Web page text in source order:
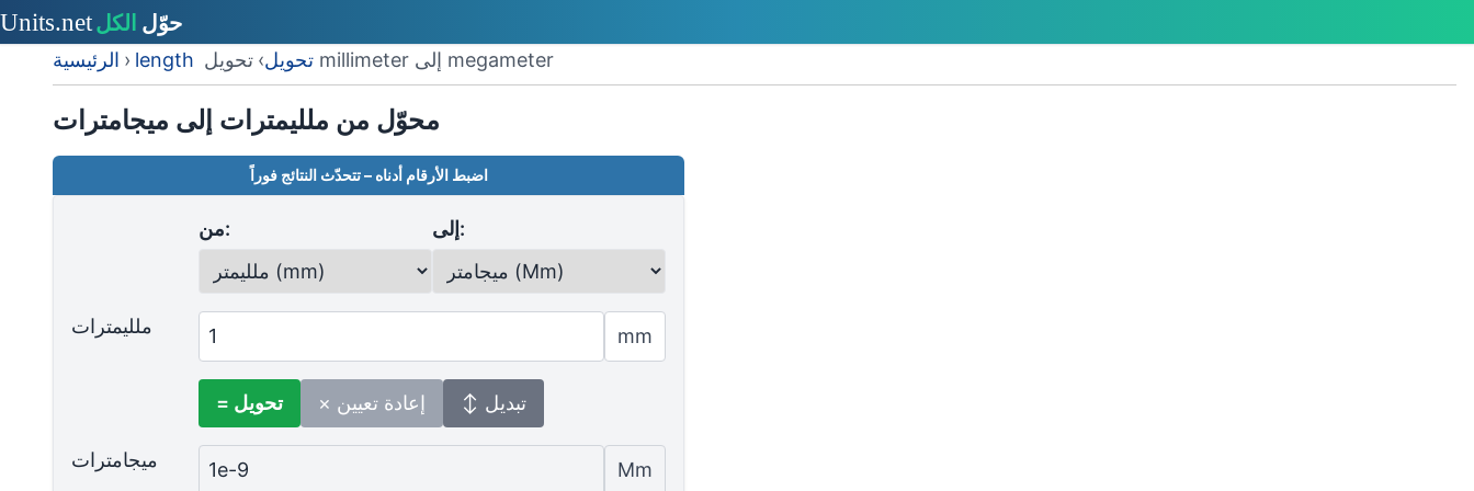
الرئيسية › length تحويل› تحويل millimeter إلى megameter
محوّل من ملليمترات إلى ميجامترات
اضبط الأرقام أدناه – تتحدّث النتائج فوراً
من: إلى:
ملليمترات mm
= تحويل × إعادة تعيين ↕ تبديل
ميجامترات 1e-9 Mm